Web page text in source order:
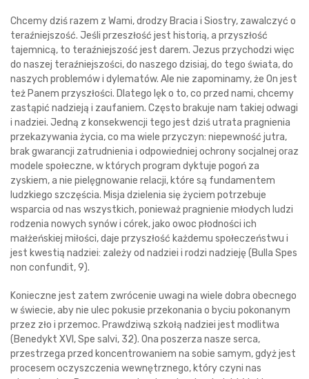
Chcemy dziś razem z Wami, drodzy Bracia i Siostry, zawalczyć o
teraźniejszość. Jeśli przeszłość jest historią, a przyszłość
tajemnicą, to teraźniejszość jest darem. Jezus przychodzi więc
do naszej teraźniejszości, do naszego dzisiaj, do tego świata, do
naszych problemów i dylematów. Ale nie zapominamy, że On jest
też Panem przyszłości. Dlatego lęk o to, co przed nami, chcemy
zastąpić nadzieją i zaufaniem. Często brakuje nam takiej odwagi
i nadziei. Jedną z konsekwencji tego jest dziś utrata pragnienia
przekazywania życia, co ma wiele przyczyn: niepewność jutra,
brak gwarancji zatrudnienia i odpowiedniej ochrony socjalnej oraz
modele społeczne, w których program dyktuje pogoń za
zyskiem, a nie pielęgnowanie relacji, które są fundamentem
ludzkiego szczęścia. Misja dzielenia się życiem potrzebuje
wsparcia od nas wszystkich, ponieważ pragnienie młodych ludzi
rodzenia nowych synów i córek, jako owoc płodności ich
małżeńskiej miłości, daje przyszłość każdemu społeczeństwu i
jest kwestią nadziei: zależy od nadziei i rodzi nadzieję (Bulla Spes
non confundit, 9).
Konieczne jest zatem zwrócenie uwagi na wiele dobra obecnego
w świecie, aby nie ulec pokusie przekonania o byciu pokonanym
przez zło i przemoc. Prawdziwą szkołą nadziei jest modlitwa
(Benedykt XVI, Spe salvi, 32). Ona poszerza nasze serca,
przestrzega przed koncentrowaniem na sobie samym, gdyż jest
procesem oczyszczenia wewnętrznego, który czyni nas